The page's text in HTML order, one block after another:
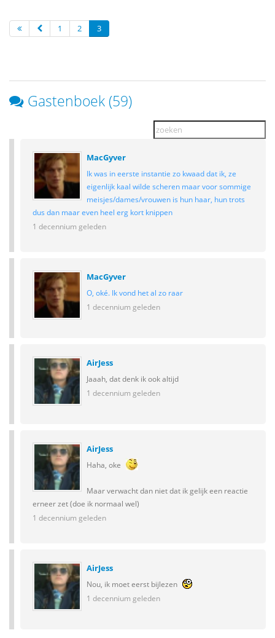
1 2 3
Gastenboek (59)
MacGyver
Ik was in eerste instantie zo kwaad dat ik, ze
eigenlijk kaal wilde scheren maar voor sommige
meisjes/dames/vrouwen is hun haar, hun trots
dus dan maar even heel erg kort knippen
1 decennium geleden
MacGyver
O, oké. Ik vond het al zo raar
1 decennium geleden
AirJess
Jaaah, dat denk ik ook altijd
1 decennium geleden
AirJess
Haha, oke
Maar verwacht dan niet dat ik gelijk een reactie
erneer zet (doe ik normaal wel)
1 decennium geleden
AirJess
Nou, ik moet eerst bijlezen
1 decennium geleden